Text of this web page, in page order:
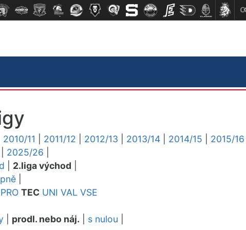
2010/11 2011/12 2012/13 2013/14 2014/15 2015/16
2025/26
2.liga východ
PRO TEC UNI VAL VSE
prodl. nebo náj. s nulou